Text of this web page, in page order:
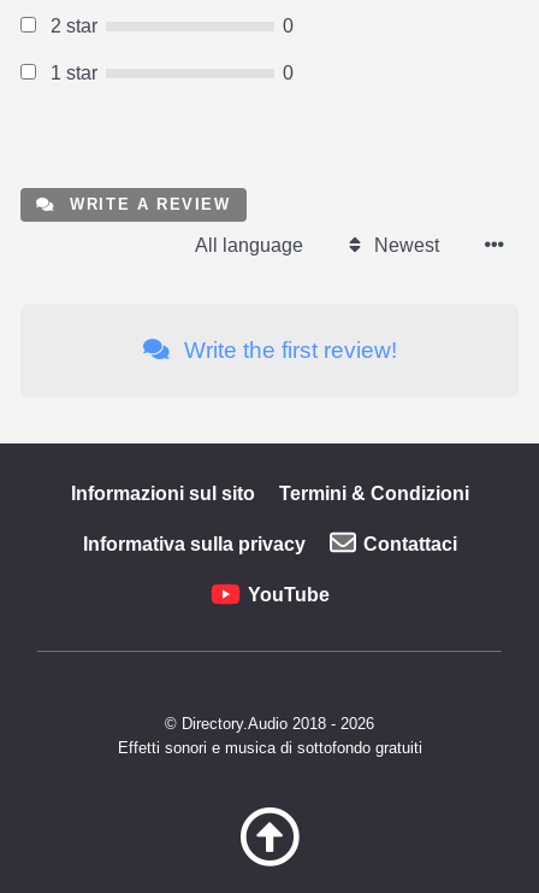
2 star 0
1 star 0
WRITE A REVIEW
All language Newest
Write the first review!
Informazioni sul sito Termini & Condizioni
Informativa sulla privacy Contattaci
YouTube
© Directory.Audio 2018 - 2026
Effetti sonori e musica di sottofondo gratuiti